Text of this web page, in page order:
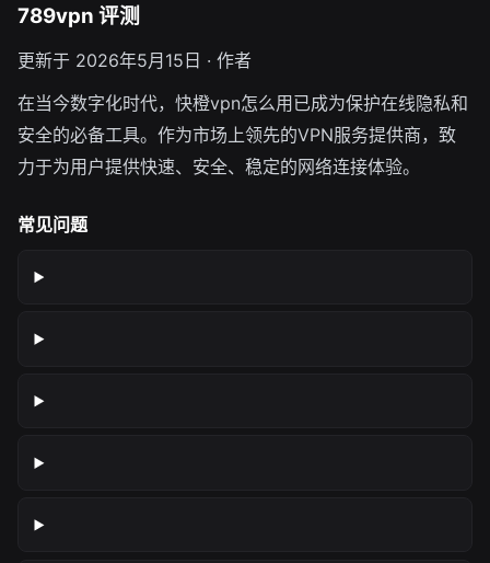
789vpn 评测
更新于 2026年5月15日 · 作者
在当今数字化时代，快橙vpn怎么用已成为保护在线隐私和
安全的必备工具。作为市场上领先的VPN服务提供商，致
力于为用户提供快速、安全、稳定的网络连接体验。
常见问题